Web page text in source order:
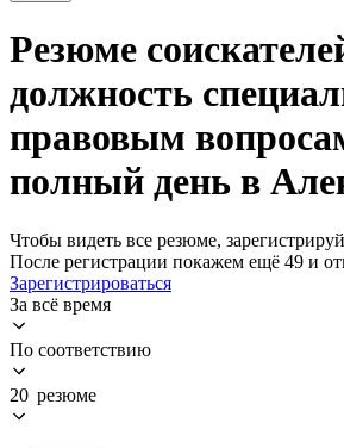
Резюме
должность
правовым
полный день в
Чтобы видеть все резюме,
После регистрации покажем ещё 49 и
Зарегистрироваться
За всё время
По соответствию
20 резюме